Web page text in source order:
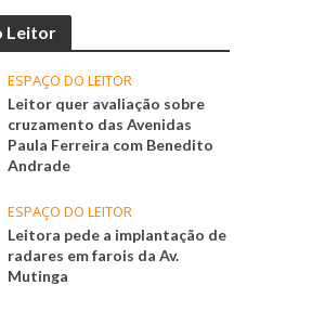
Leitor
ESPAÇO DO LEITOR
Leitor quer avaliação sobre
cruzamento das Avenidas
Paula Ferreira com Benedito
Andrade
ESPAÇO DO LEITOR
Leitora pede a implantação de
radares em farois da Av.
Mutinga